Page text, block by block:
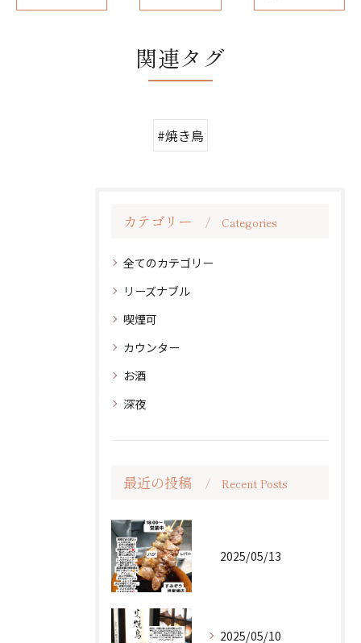
関連タグ
#焼き鳥
カテゴリー Categories
全てのカテゴリー
リーズナブル
喫煙可
カウンター
お酒
深夜
最近の投稿 Recent Posts
2025/05/13
2025/05/10